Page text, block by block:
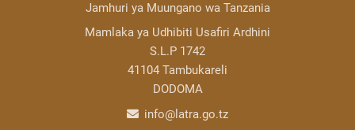
Jamhuri ya Muungano wa Tanzania
Mamlaka ya Udhibiti Usafiri Ardhini
S.L.P 1742
41104 Tambukareli
DODOMA
info@latra.go.tz